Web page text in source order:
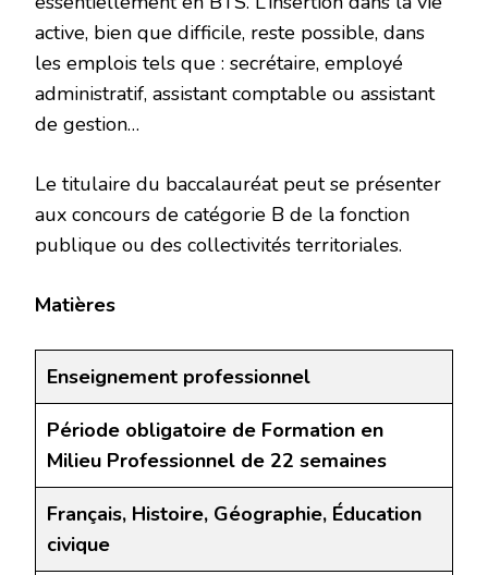
active, bien que difficile, reste possible, dans
les emplois tels que : secrétaire, employé
administratif, assistant comptable ou assistant
de gestion…
Le titulaire du baccalauréat peut se présenter
aux concours de catégorie B de la fonction
publique ou des collectivités territoriales.
Matières
Enseignement professionnel
Période obligatoire de Formation en
Milieu Professionnel de 22 semaines
Français, Histoire, Géographie, Éducation
civique